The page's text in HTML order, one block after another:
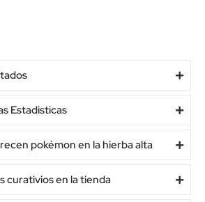
Estadisticas
pokémon en la hierba alta
Objetos curativios en la tienda